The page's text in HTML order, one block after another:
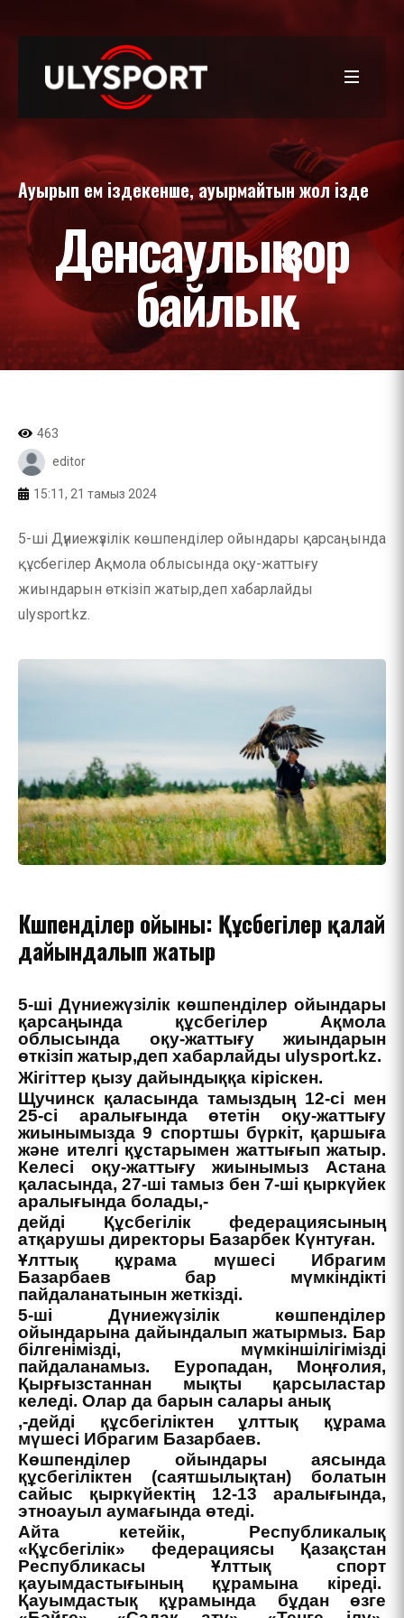
Ауырып ем іздекенше, ауырмайтын жол ізде
Денсаулық зор
байлық
463
editor
15:11, 21 тамыз 2024
5-ші Дүниежүзілік көшпенділер ойындары қарсаңында
құсбегілер Ақмола облысында оқу-жаттығу
жиындарын өткізіп жатыр,деп хабарлайды
ulysport.kz.
Көшпенділер ойыны: Құсбегілер қалай
дайындалып жатыр
5-ші Дүниежүзілік көшпенділер ойындары
қарсаңында құсбегілер Ақмола
облысында оқу-жаттығу жиындарын
өткізіп жатыр,деп хабарлайды ulysport.kz.
Жігіттер қызу дайындыққа кіріскен.
Щучинск қаласында тамыздың 12-сі мен
25-сі аралығында өтетін оқу-жаттығу
жиынымызда 9 спортшы бүркіт, қаршыға
және ителгі құстарымен жаттығып жатыр.
Келесі оқу-жаттығу жиынымыз Астана
қаласында, 27-ші тамыз бен 7-ші қыркүйек
аралығында болады,-
дейді Құсбегілік федерациясының
атқарушы директоры Базарбек Күнтуған.
Ұлттық құрама мүшесі Ибрагим
Базарбаев бар мүмкіндікті
пайдаланатынын жеткізді.
5-ші Дүниежүзілік көшпенділер
ойындарына дайындалып жатырмыз. Бар
білгенімізді, мүмкіншілігімізді
пайдаланамыз. Еуропадан, Моңғолия,
Қырғызстаннан мықты қарсыластар
келеді. Олар да барын салары анық
,-дейді құсбегіліктен ұлттық құрама
мүшесі Ибрагим Базарбаев.
Көшпенділер ойындары аясында
құсбегіліктен (саятшылықтан) болатын
сайыс қыркүйектің 12-13 аралығында,
этноауыл аумағында өтеді.
Айта кетейік,
Республикалық
«Құсбегілік» федерациясы Қазақстан
Республикасы Ұлттық спорт
қауымдастығының құрамына кіреді.
Қауымдастық құрамында бұдан өзге